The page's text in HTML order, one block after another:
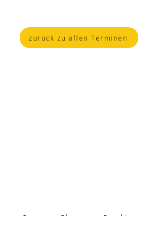
zurück zu allen Terminen
Sopran • Chanson • Coaching